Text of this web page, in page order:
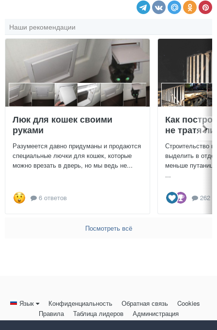
Наши рекомендации
Люк для кошек своими
руками
Разумеется давно придуманы и продаются
специальные лючки для кошек, которые
можно врезать в дверь, но мы ведь не...
6 ответов
Как
не тратя
Строительство
выделить в
меньше
...
262
Посмотреть всё
Язык Конфиденциальность Обратная связь
Cookies
Правила
Таблица лидеров Администрация